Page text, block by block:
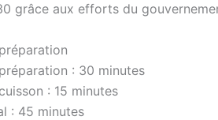
grâce aux efforts du
: 30 minutes
: 15 minutes
: 45 minutes